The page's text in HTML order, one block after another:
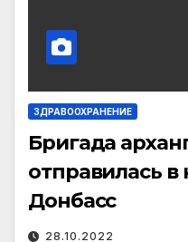
ЗДРАВООХРАНЕНИЕ
Бригада
отправилась
Донбасс
28.10.2022